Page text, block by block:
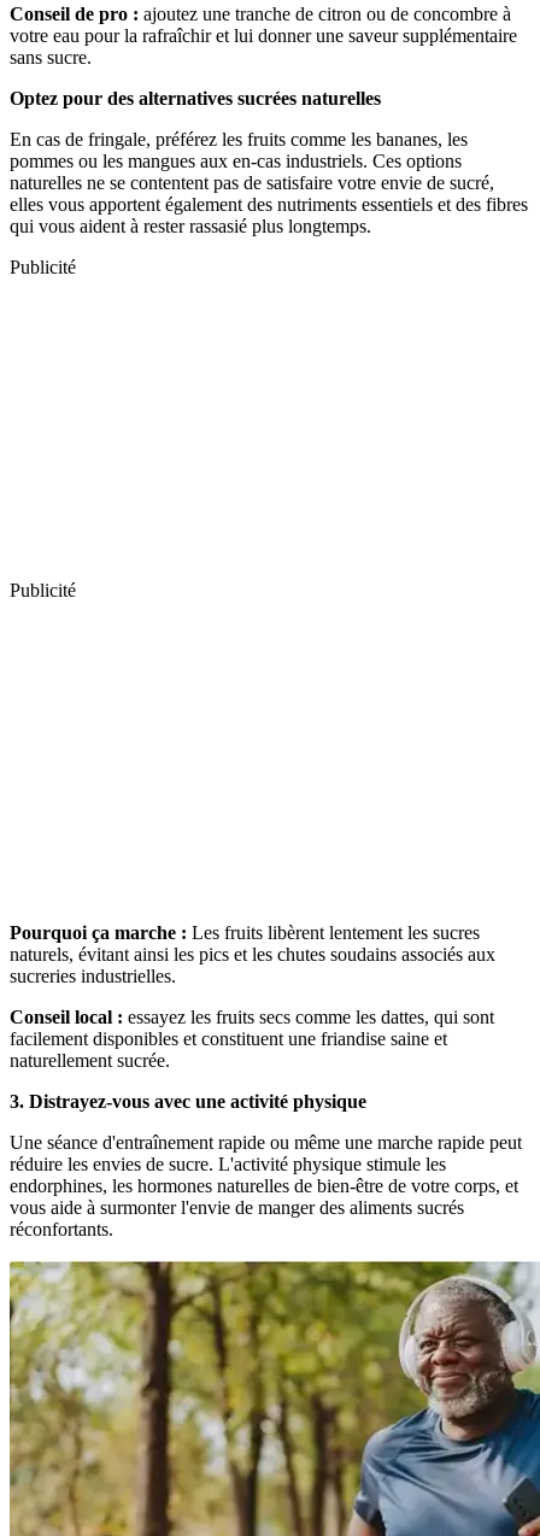
Conseil de pro : ajoutez une tranche de citron ou de concombre à
votre eau pour la rafraîchir et lui donner une saveur supplémentaire
sans sucre.
Optez pour des alternatives sucrées naturelles
En cas de fringale, préférez les fruits comme les bananes, les
pommes ou les mangues aux en-cas industriels. Ces options
naturelles ne se contentent pas de satisfaire votre envie de sucré,
elles vous apportent également des nutriments essentiels et des fibres
qui vous aident à rester rassasié plus longtemps.
Publicité
Publicité
Pourquoi ça marche : Les fruits libèrent lentement les sucres
naturels, évitant ainsi les pics et les chutes soudains associés aux
sucreries industrielles.
Conseil local : essayez les fruits secs comme les dattes, qui sont
facilement disponibles et constituent une friandise saine et
naturellement sucrée.
3. Distrayez-vous avec une activité physique
Une séance d'entraînement rapide ou même une marche rapide peut
réduire les envies de sucre. L'activité physique stimule les
endorphines, les hormones naturelles de bien-être de votre corps, et
vous aide à surmonter l'envie de manger des aliments sucrés
réconfortants.